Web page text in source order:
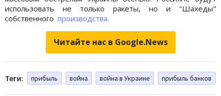
использовать не только ракеты, но и "Шахеды"
собственного производства.
Читайте нас в Google.News
Теги: прибыль война война в Украине прибыль банков